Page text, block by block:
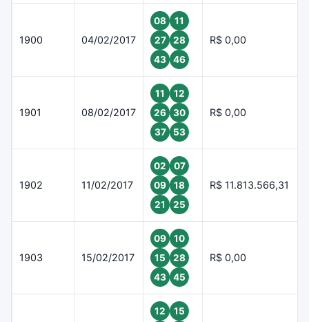
1900 04/02/2017
08
11
27
28
43
46
R$ 0,00
1901 08/02/2017
11
12
26
30
37
53
R$ 0,00
1902 11/02/2017
02
07
09
18
21
25
R$ 11.813.566,31
1903 15/02/2017
09
10
15
28
43
45
R$ 0,00
12
15